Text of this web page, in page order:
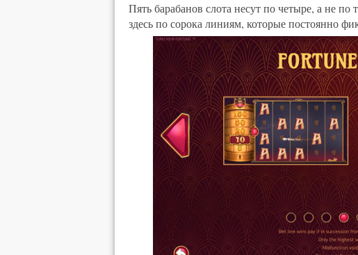
Пять барабанов слота несут по четыре, а не
здесь по сорока линиям, которые постоянно